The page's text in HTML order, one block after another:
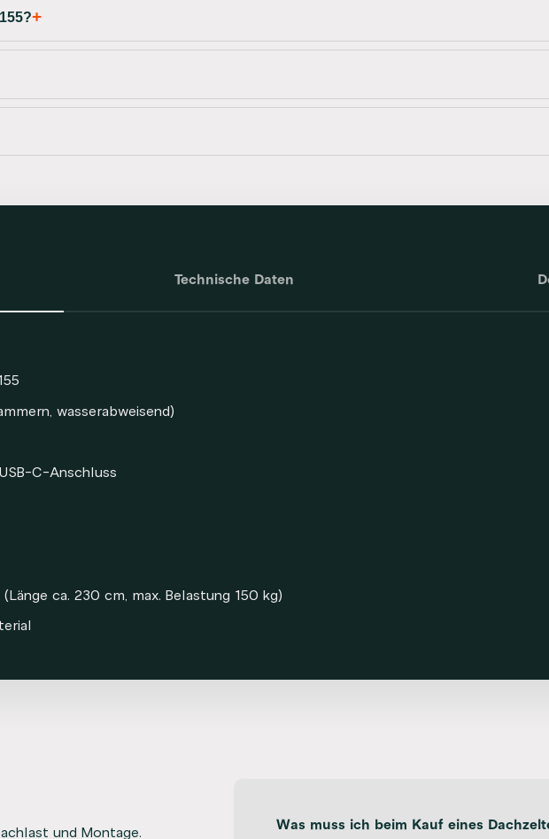
wasserabweisend)
C-Anschluss
ca. 230 cm, max. Belastung 150 kg)
Technische Daten
und Montage. Was muss ich beim Kauf eines